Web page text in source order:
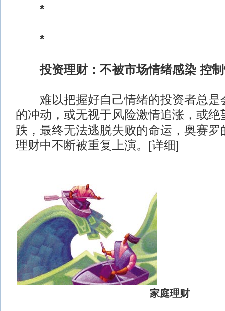
*
*
投资理财：不被市场情绪感染 控
难以把握好自己情绪的投资者总是
的冲动，或无视于风险激情追涨，或绝
跌，最终无法逃脱失败的命运，奥赛罗
理财中不断被重复上演。[详细]
家庭理财